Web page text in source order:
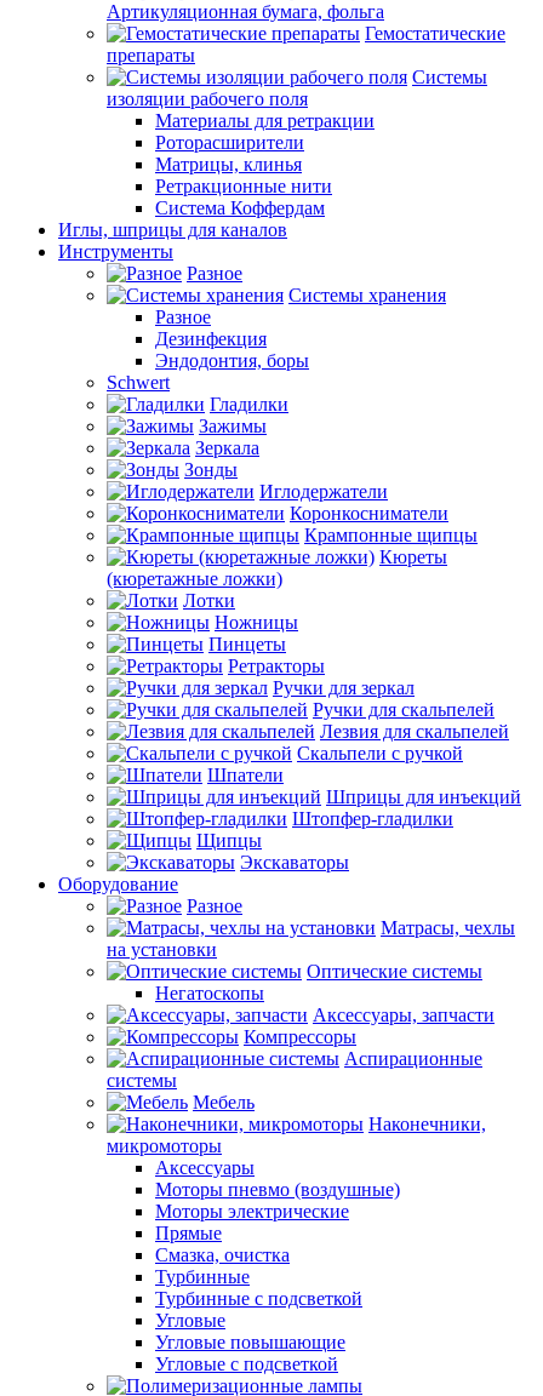
Артикуляционная бумага, фольга
Гемостатические
препараты
Системы
изоляции рабочего поля
Материалы для ретракции
Роторасширители
Матрицы, клинья
Ретракционные нити
Система Коффердам
Иглы, шприцы для каналов
Инструменты
Разное
Системы хранения
Разное
Дезинфекция
Эндодонтия, боры
Schwert
Гладилки
Зажимы
Зеркала
Зонды
Иглодержатели
Коронкосниматели
Крампонные щипцы
Кюреты
(кюретажные ложки)
Лотки
Ножницы
Пинцеты
Ретракторы
Ручки для зеркал
Ручки для скальпелей
Лезвия для скальпелей
Скальпели с ручкой
Шпатели
Шприцы для инъекций
Штопфер-гладилки
Щипцы
Экскаваторы
Оборудование
Разное
Матрасы, чехлы
на установки
Оптические системы
Негатоскопы
Аксессуары, запчасти
Компрессоры
Аспирационные
системы
Мебель
Наконечники,
микромоторы
Аксессуары
Моторы пневмо (воздушные)
Моторы электрические
Прямые
Смазка, очистка
Турбинные
Турбинные с подсветкой
Угловые
Угловые повышающие
Угловые с подсветкой